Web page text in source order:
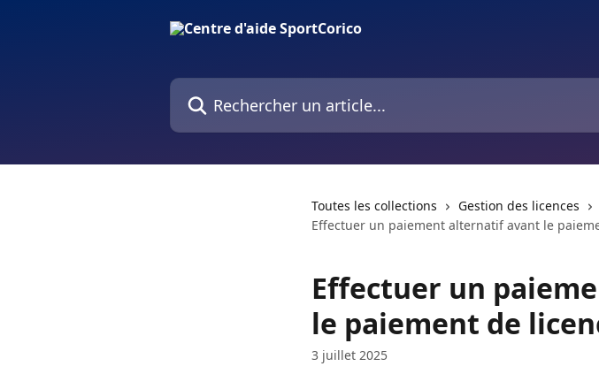
Rechercher un article...
Toutes les collections
Gestion des licences
Effectuer un paiement alternatif avant le
Effectuer un
le paiement de
3 juillet 2025